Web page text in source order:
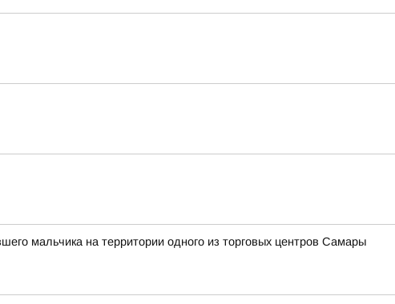
мальчика на территории одного из торговых центров Самары